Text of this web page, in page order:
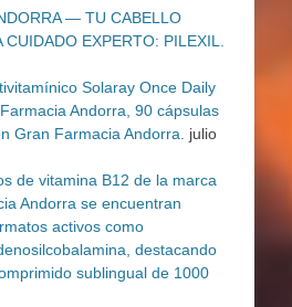
— TU CABELLO
EXPERTO: PILEXIL.
Solaray Once Daily
Andorra, 90 cápsulas
Gran Farmacia Andorra.
julio
de vitamina B12 de la marca
Andorra se encuentran
activos como
destacando
sublingual de 1000